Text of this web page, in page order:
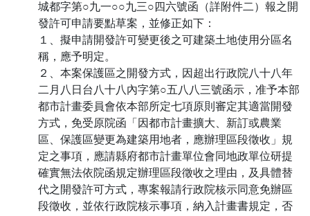
城都字第○九一○○九三○四六號函（詳附件二）報之開
發許可申請要點草案，並修正如下：
１、擬申請開發許可變更後之可建築土地使用分區名
稱，應予明定。
２、本案保護區之開發方式，因超出行政院八十八年
二月八日台八十八內字第○五八八三號函示，准予本部
都市計畫委員會依本部所定七項原則審定其適當開發
方式，免受原院函「因都市計畫擴大、新訂或農業
區、保護區變更為建築用地者，應辦理區段徵收」規
定之事項，應請縣府都市計畫單位會同地政單位研提
確實無法依院函規定辦理區段徵收之理由，及具體替
代之開發許可方式，專案報請行政院核示同意免辦區
段徵收，並依行政院核示事項，納入計畫書規定，否